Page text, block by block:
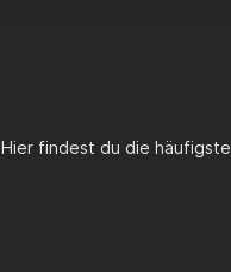
Hier findest du die